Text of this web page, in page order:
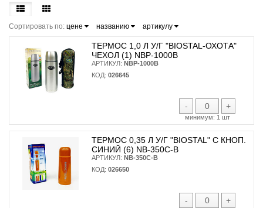
Сортировать по: цене названию артикулу
ТЕРМОС 1,0 Л У/Г "BIOSTAL-ОХОТА"
ЧЕХОЛ (1) NBP-1000B
АРТИКУЛ: NBP-1000B
КОД: 026645
- +
минимум: 1 шт
ТЕРМОС 0,35 Л У/Г "BIOSTAL" С КНОП.
СИНИЙ (6) NB-350С-B
АРТИКУЛ: NB-350С-B
КОД: 026650
- +